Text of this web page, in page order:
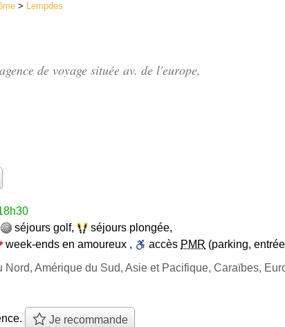
> Lempdes
de voyage située av. de l'europe,
séjours golf, séjours plongée,
week-ends en amoureux , accès PMR (parking,
Nord, Amérique du Sud, Asie et Pacifique, Caraïbes,
Je recommande